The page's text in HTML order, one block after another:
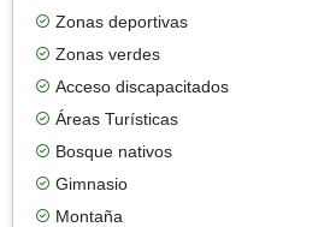
Zonas deportivas
Zonas verdes
Acceso discapacitados
Áreas Turísticas
Bosque nativos
Gimnasio
Montaña